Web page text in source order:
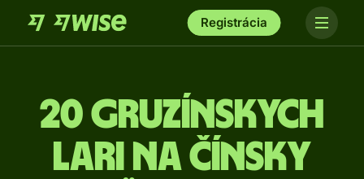
Registrácia
20 Gruzínskych
lari na čínsky